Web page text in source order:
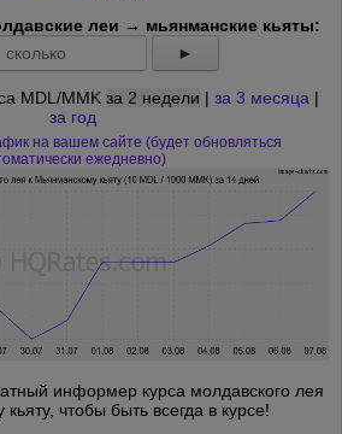
леи → мьянманские кьяты:
►
MDL/MMK за 2 недели | за 3 месяца |
за год
на вашем сайте (будет обновляться
ежедневно)
информер курса молдавского лея
чтобы быть всегда в курсе!